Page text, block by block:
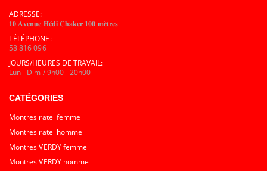
ADRESSE:
𝟏𝟎 𝐀𝐯𝐞𝐧𝐮𝐞 𝐇𝐞́𝐝𝐢 𝐂𝐡𝐚𝐤𝐞𝐫 𝟏𝟎𝟎 𝐦𝐞̀𝐭𝐫𝐞𝐬
TÉLÉPHONE:
58 816 096
JOURS/HEURES DE TRAVAIL:
Lun - Dim / 9h00 - 20h00
CATÉGORIES
Montres ratel femme
Montres ratel homme
Montres VERDY femme
Montres VERDY homme